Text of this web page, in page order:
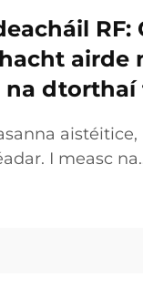
RF:
airde
dtorthaí
aistéitice,
I measc na
tábhachtach.